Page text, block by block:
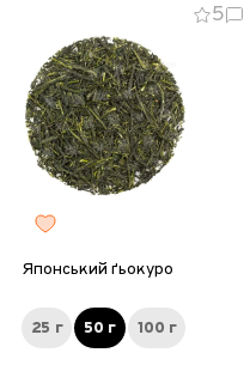
5
Японський ґьокуро
25 г 50 г 100 г